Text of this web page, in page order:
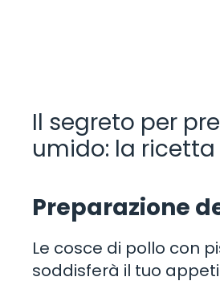
Il segreto per
umido: la
Preparazione
Le cosce di pollo con
soddisferà il tuo